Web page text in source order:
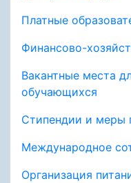
Платные
Финансово-
Вакантные места
обучающихся
Стипендии и меры
Международное
Организация